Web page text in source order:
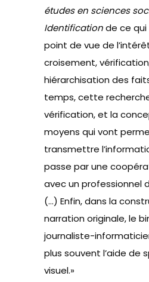
études en sciences
Identificationde ce
point de vue de
croisement,
hiérarchisation des
temps, cette
vérification, et la
moyens qui vont
transmettre
passe par une
avec un professionnel
(…) Enfin, dans la
narration originale, le
journaliste-
plus souvent l’aide de
visuel.»